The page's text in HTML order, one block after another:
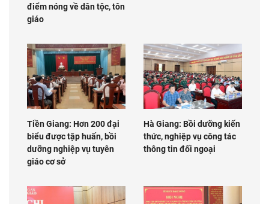
điểm nóng về dân tộc, tôn
giáo
Tiền Giang: Hơn 200 đại
biểu được tập huấn, bồi
dưỡng nghiệp vụ tuyên
giáo cơ sở
Hà Giang: Bồi dưỡng kiến
thức, nghiệp vụ công tác
thông tin đối ngoại